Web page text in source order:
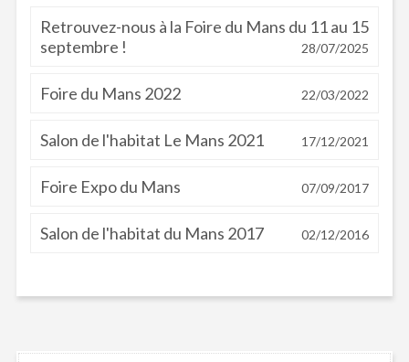
Retrouvez-nous à la Foire du Mans du 11 au 15
septembre !
28/07/2025
Foire du Mans 2022 22/03/2022
Salon de l'habitat Le Mans 2021 17/12/2021
Foire Expo du Mans 07/09/2017
Salon de l'habitat du Mans 2017 02/12/2016